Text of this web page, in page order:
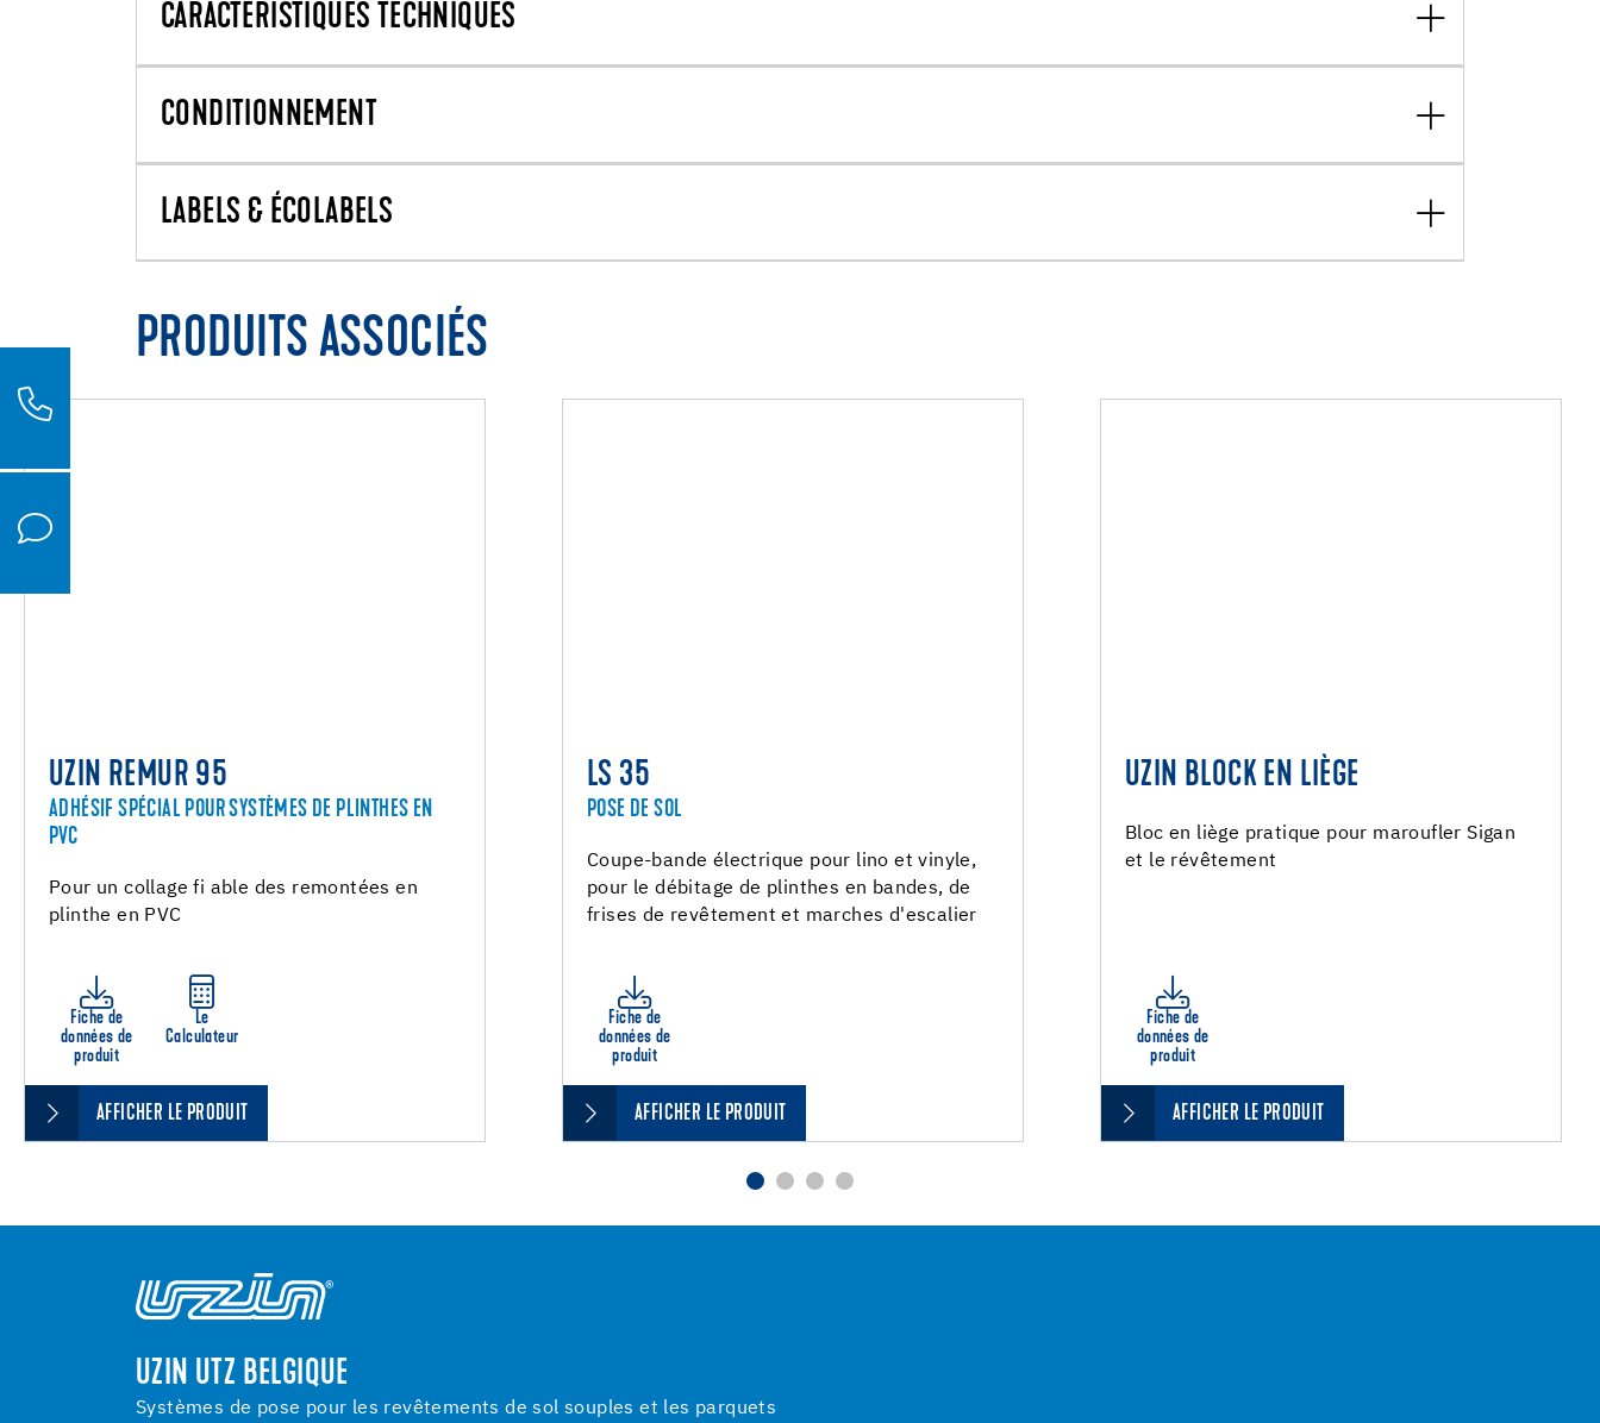
CARACTÉRISTIQUES TECHNIQUES
CONDITIONNEMENT
LABELS & ÉCOLABELS
PRODUITS ASSOCIÉS
UZIN REMUR 95
ADHÉSIF SPÉCIAL POUR SYSTÈMES DE PLINTHES EN
PVC
Pour un collage fi able des remontées en
plinthe en PVC
Fiche de
données de
produit
Le
Calculateur
AFFICHER LE PRODUIT
LS 35
POSE DE SOL
Coupe-bande électrique pour lino et vinyle,
pour le débitage de plinthes en bandes, de
frises de revêtement et marches d'escalier
Fiche de
données de
produit
AFFICHER LE PRODUIT
UZIN BLOCK EN LIÈGE
Bloc en liège pratique pour maroufler Sigan
et le révêtement
Fiche de
données de
produit
AFFICHER LE PRODUIT
UZIN UTZ BELGIQUE
Systèmes de pose pour les revêtements de sol souples et les parquets